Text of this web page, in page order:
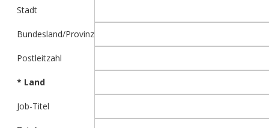
Stadt
Bundesland/Provinz
Postleitzahl
* Land
Job-Titel